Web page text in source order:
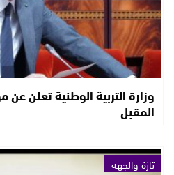
وزارة التربية الوطنية تعلن
المقبل
تازة والجهة